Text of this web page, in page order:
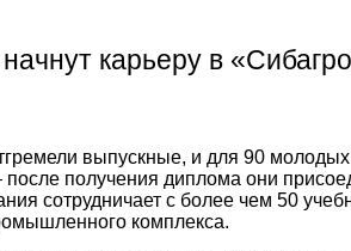
карьеру в
выпускные, и для 90
после получения диплома они
сотрудничает с более чем 50
комплекса.